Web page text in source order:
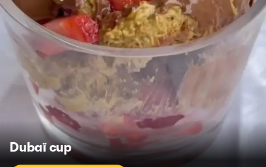
Dubaï cup